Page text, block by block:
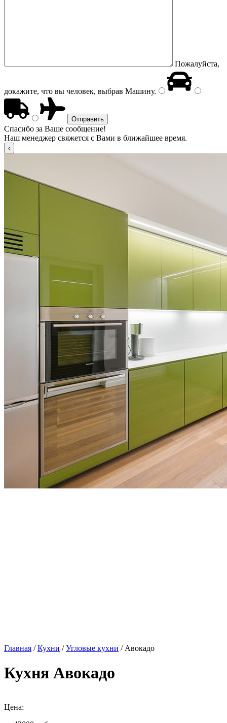
Пожалуйста,
докажите, что вы человек, выбрав Машину.
Спасибо за Ваше сообщение!
Наш менеджер свяжется с Вами в ближайшее время.
Главная /Кухни /Угловые кухни / Авокадо
Кухня Авокадо
Цена: